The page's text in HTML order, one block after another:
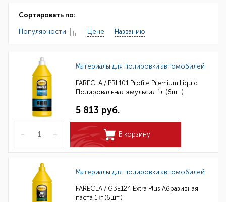
Сортировать по:
Популярности Цене Названию
Материалы для полировки автомобилей
FARECLA / PRL101 Profile Premium Liquid
Полировальная эмульсия 1л (6шт.)
5 813 руб.
– + В корзину
Материалы для полировки автомобилей
FARECLA / G3E124 Extra Plus Абразивная
паста 1кг (6шт.)